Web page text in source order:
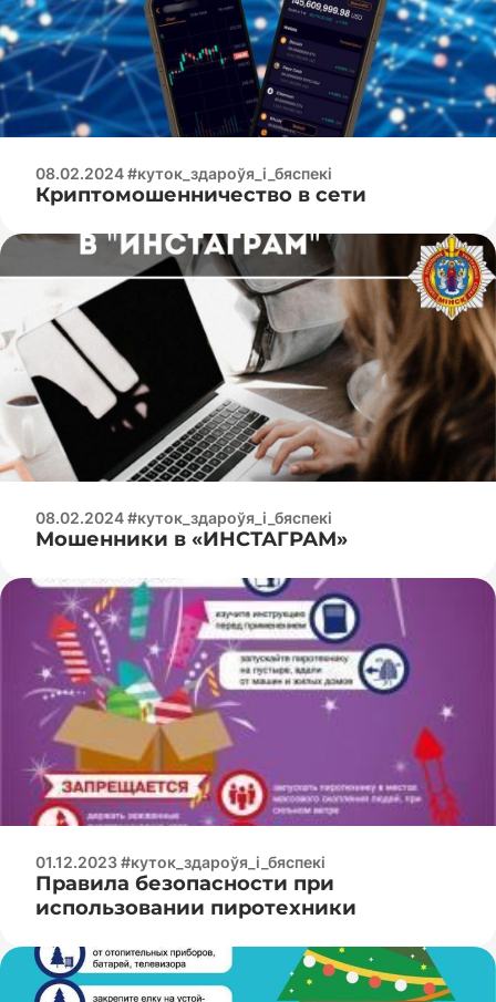
08.02.2024 #куток_здароўя_і_бяспекі
Криптомошенничество в сети
08.02.2024 #куток_здароўя_і_бяспекі
Мошенники в «ИНСТАГРАМ»
01.12.2023 #куток_здароўя_і_бяспекі
Правила безопасности при
использовании пиротехники